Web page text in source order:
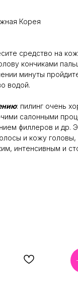
Корея
средство на
кончиками
минуты
водой.
: пилинг очень
салонными
филлеров и др.
и кожу
интенсивным и